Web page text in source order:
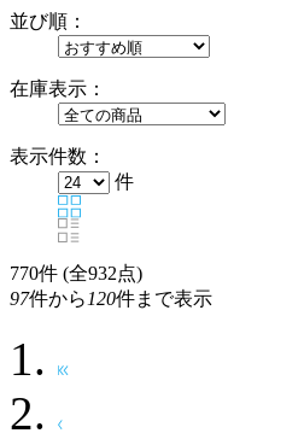
並び順：
在庫表示：
表示件数：
件
770件 (全932点)
97件から 120件まで表示